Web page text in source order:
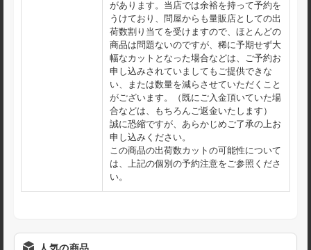
があります。当店では余裕を持って予約を
うけており、問屋からも量販店としての出
荷数割り当てを受けますので、ほとんどの
商品は問題ないのですが、稀に予期せず大
幅なカットとなった場合などは、ご予約お
申し込みされていましてもご提供できな
い、または数量を減らさせていただくこと
がございます。（既にご入金頂いていた場
合などは、もちろんご返金いたします）
誠に恐縮ですが、あらかじめご了承の上お
申し込みください。
この商品の出荷数カットの可能性について
は、上記の個別の予約注意をご参照くださ
い。